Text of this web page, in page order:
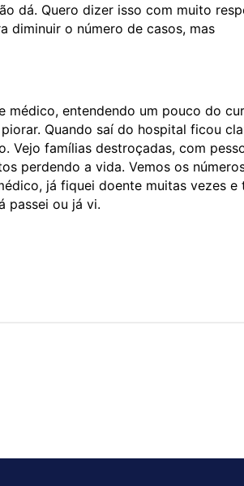
dá. Quero dizer isso com muito
diminuir o número de casos, mas
médico, entendendo um pouco do
Quando saí do hospital ficou
Vejo famílias destroçadas, com
perdendo a vida. Vemos os
já fiquei doente muitas vezes e
passei ou já vi.